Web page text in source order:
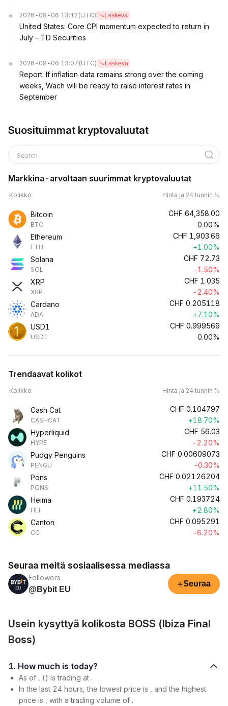
2026-08-06 13:12 (UTC) Laskeva
United States: Core CPI momentum expected to return in
July – TD Securities
2026-08-06 13:07 (UTC) Laskeva
Report: If inflation data remains strong over the coming
weeks, Wach will be ready to raise interest rates in
September
Suosituimmat kryptovaluutat
Search
Markkina-arvoltaan suurimmat kryptovaluutat
Kolikko Hinta ja 24 tunnin %
Bitcoin
BTC
CHF 64,358.00
0.00%
Ethereum
ETH
CHF 1,903.66
+1.00%
Solana
SOL
CHF 72.73
-1.50%
XRP
XRP
CHF 1.035
-2.40%
Cardano
ADA
CHF 0.205118
+7.10%
USD1
USD1
CHF 0.999569
0.00%
Trendaavat kolikot
Kolikko Hinta ja 24 tunnin %
Cash Cat
CASHCAT
CHF 0.104797
+18.70%
Hyperliquid
HYPE
CHF 56.03
-2.20%
Pudgy Penguins
PENGU
CHF 0.00609073
-0.30%
Pons
PONS
CHF 0.02126204
+11.50%
Heima
HEI
CHF 0.193724
+2.80%
Canton
CC
CHF 0.095291
-6.20%
Seuraa meitä sosiaalisessa mediassa
Followers
@Bybit EU
+Seuraa
Usein kysyttyä kolikosta BOSS (Ibiza Final
Boss)
1. How much is today?
As of , () is trading at .
In the last 24 hours, the lowest price is , and the highest
price is , with a trading volume of .